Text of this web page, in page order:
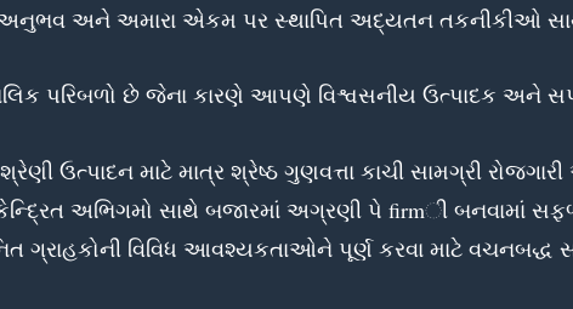
અનુભવ અને અમારા એકમ પર સ્થાપિત અદ્યતન તકનીકીઓ
પરિબળો છે જેના કારણે આપણે વિશ્વસનીય ઉત્પાદક અને
ઉત્પાદન માટે માત્ર શ્રેષ્ઠ ગુણવત્તા કાચી સામગ્રી
અભિગમો સાથે બજારમાં અગ્રણી પે firmી બનવામાં
ગ્રાહકોની વિવિધ આવશ્યકતાઓને પૂર્ણ કરવા માટે